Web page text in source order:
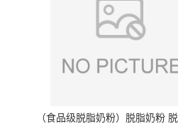
（食品级脱脂奶粉）脱脂奶粉